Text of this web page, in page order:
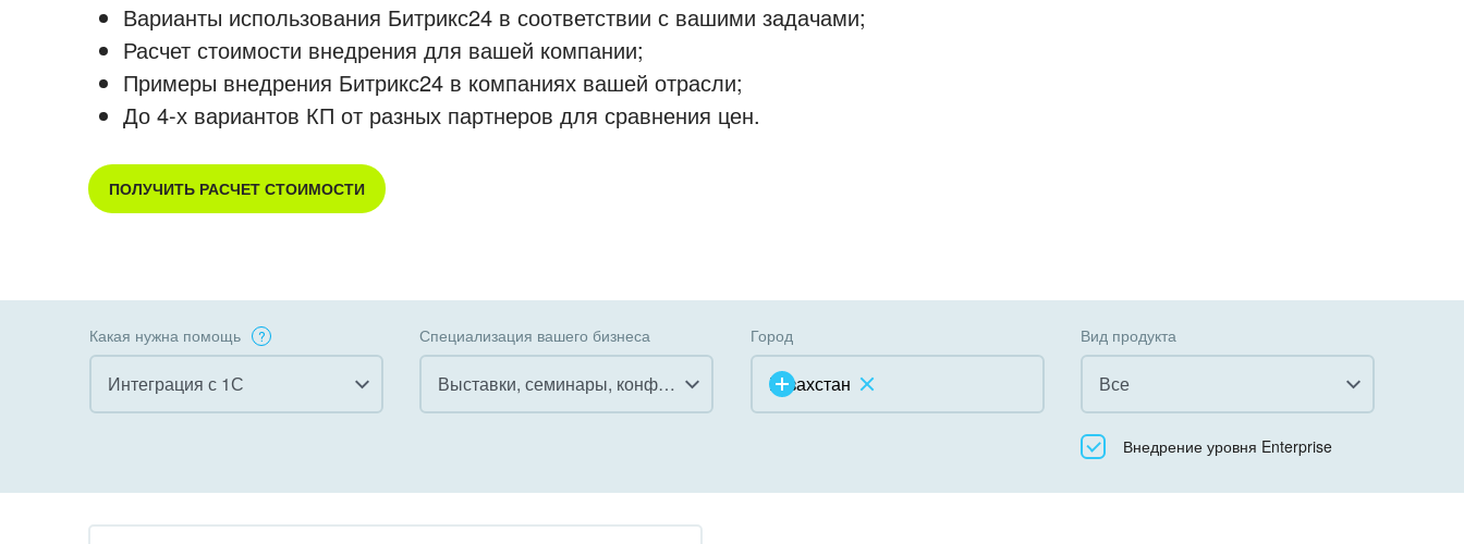
Варианты использования Битрикс24 в соответствии с вашими задачами;
Расчет стоимости внедрения для вашей компании;
Примеры внедрения Битрикс24 в компаниях вашей отрасли;
До 4-х вариантов КП от разных партнеров для сравнения цен.
ПОЛУЧИТЬ РАСЧЕТ СТОИМОСТИ
Какая нужна помощь
Интеграция с 1С
Внедрение КЭДО
Специализация вашего бизнеса
Выставки, семинары, конференции
Город
Казахстан
Вид продукта
Все
ВсеВнедрение уровня Enterprise